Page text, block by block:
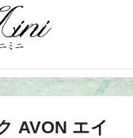
AVON エイ